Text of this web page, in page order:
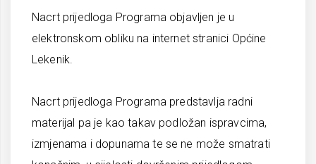
Nacrt prijedloga Programa objavljen je u
elektronskom obliku na internet stranici Općine
Lekenik.
Nacrt prijedloga Programa predstavlja radni
materijal pa je kao takav podložan ispravcima,
izmjenama i dopunama te se ne može smatrati